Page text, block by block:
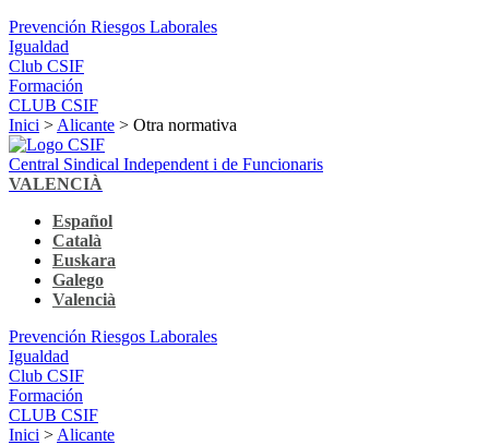
Prevención Riesgos Laborales
Igualdad
Club CSIF
Formación
CLUB CSIF
Inici > Alicante > Otra normativa
Central Sindical Independent i de Funcionaris
VALENCIÀ
Español
Català
Euskara
Galego
Valencià
Prevención Riesgos Laborales
Igualdad
Club CSIF
Formación
CLUB CSIF
Inici > Alicante